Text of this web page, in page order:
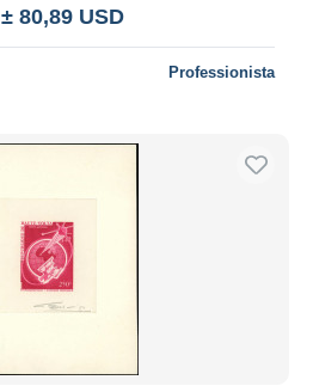
± 80,89 USD
Professionista